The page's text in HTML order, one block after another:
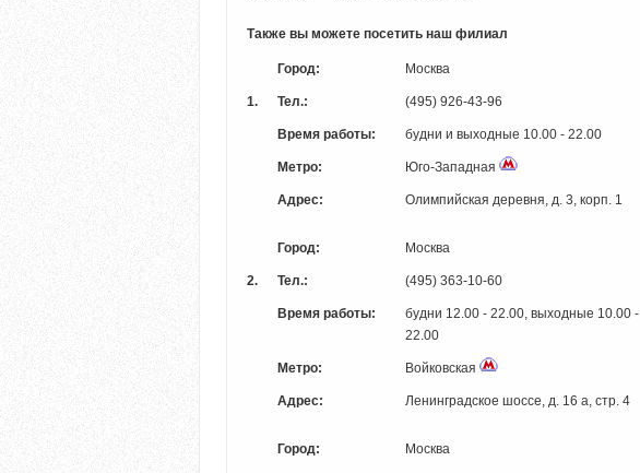
Также вы можете посетить наш филиал
Город: Москва
1. Тел.: (495) 926-43-96
Время работы: будни и выходные 10.00 - 22.00
Метро: Юго-Западная
Адрес: Олимпийская деревня, д. 3, корп. 1
Город: Москва
2. Тел.: (495) 363-10-60
Время работы:
будни 12.00 - 22.00, выходные 10.00 -
22.00
Метро: Войковская
Адрес: Ленинградское шоссе, д. 16 а, стр. 4
Город: Москва